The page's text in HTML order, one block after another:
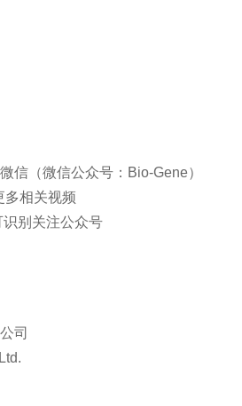
信（微信公众号：Bio-Gene）
多相关视频
别关注公众号
司